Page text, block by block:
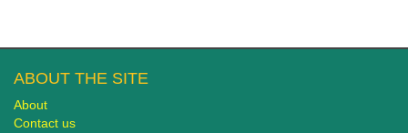
ABOUT THE SITE
About
Contact us